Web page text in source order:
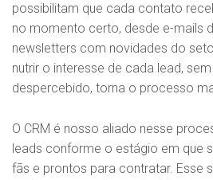
possibilitam que cada contato
no momento certo, desde e-mails
newsletters com novidades do
nutrir o interesse de cada lead,
despercebido, torna o processo
O CRM é nosso aliado nesse
leads conforme o estágio em que
fãs e prontos para contratar. Esse